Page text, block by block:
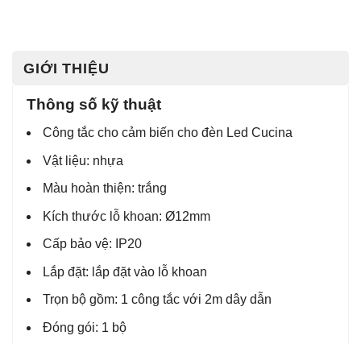
GIỚI THIỆU
Thông số kỹ thuật
Công tắc cho cảm biến cho đèn Led Cucina
Vật liệu: nhựa
Màu hoàn thiện: trắng
Kích thước lỗ khoan: Ø12mm
Cấp bảo vệ: IP20
Lắp đặt: lắp đặt vào lỗ khoan
Trọn bộ gồm: 1 công tắc với 2m dây dẫn
Đóng gói: 1 bộ